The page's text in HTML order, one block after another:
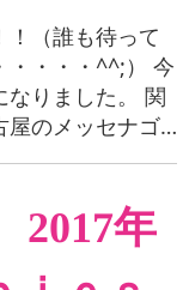
（誰も待って
・・・・^^;） 今
なりました。 関
屋のメッセナゴ…
年